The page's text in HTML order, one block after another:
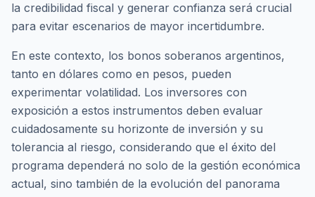
la credibilidad fiscal y generar confianza será crucial
para evitar escenarios de mayor incertidumbre.
En este contexto, los bonos soberanos argentinos,
tanto en dólares como en pesos, pueden
experimentar volatilidad. Los inversores con
exposición a estos instrumentos deben evaluar
cuidadosamente su horizonte de inversión y su
tolerancia al riesgo, considerando que el éxito del
programa dependerá no solo de la gestión económica
actual, sino también de la evolución del panorama